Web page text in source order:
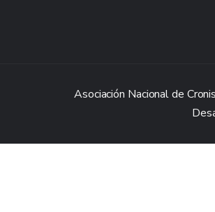
Asociación Nacional de